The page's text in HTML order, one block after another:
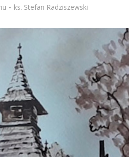
ks. Stefan Radziszewski
i Ty – 29 grudnia